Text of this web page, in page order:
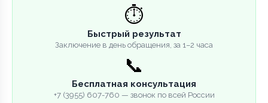
⏱️
Быстрый результат
Заключение в день обращения, за 1–2 часа
📞
Бесплатная консультация
+7 (3955) 607-760 — звонок по всей России